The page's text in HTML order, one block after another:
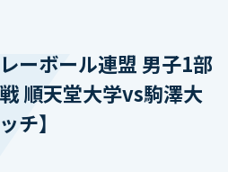
ーボール連盟 男子1部
順天堂大学vs駒澤大
チ】